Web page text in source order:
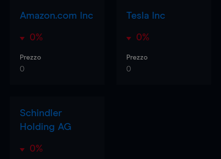
Amazon.com Inc
0%
Prezzo
0
Tesla Inc
0%
Prezzo
0
Schindler
Holding AG
0%